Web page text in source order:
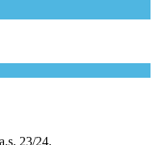
23/24.